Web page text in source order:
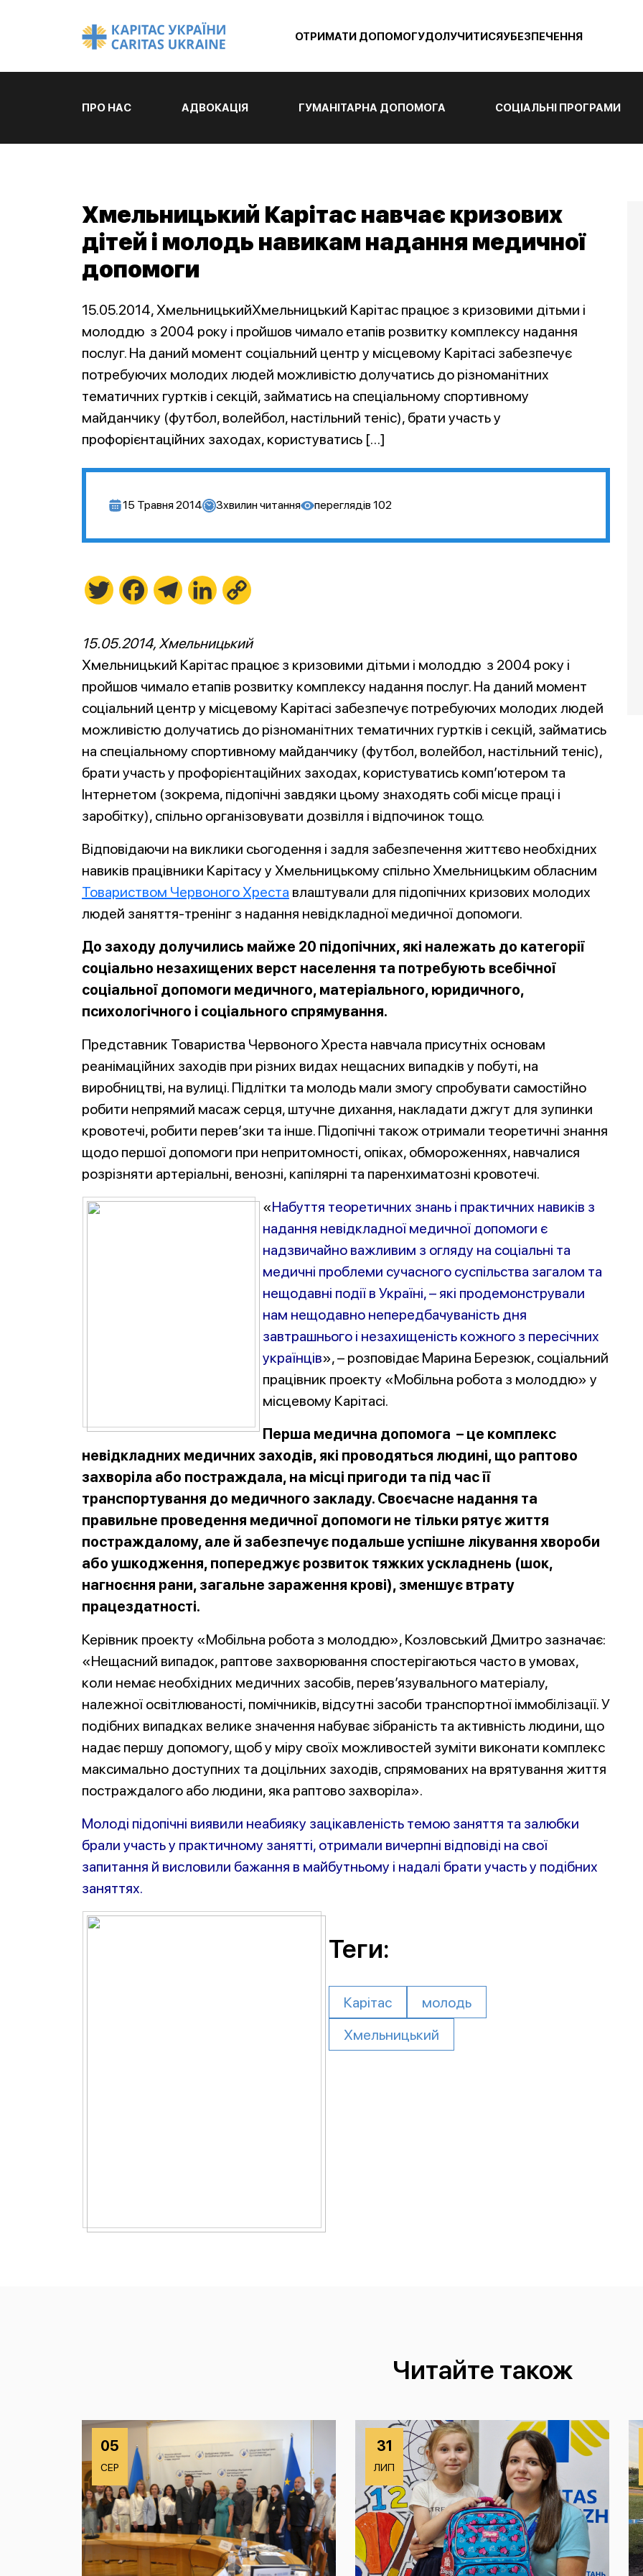
ОТРИМАТИ ДОПОМОГУДОЛУЧИТИСЯУБЕЗПЕЧЕННЯ
ПРО НАС АДВОКАЦІЯ ГУМАНІТАРНА ДОПОМОГА СОЦІАЛЬНІ ПРОГРАМИ
Хмельницький Карітас навчає кризових
дітей і молодь навикам надання медичної
допомоги
15.05.2014, ХмельницькийХмельницький Карітас працює з кризовими дітьми і
молоддю з 2004 року і пройшов чимало етапів розвитку комплексу надання
послуг. На даний момент соціальний центр у місцевому Карітасі забезпечує
потребуючих молодих людей можливістю долучатись до різноманітних
тематичних гуртків і секцій, займатись на спеціальному спортивному
майданчику (футбол, волейбол, настільний теніс), брати участь у
профорієнтаційних заходах, користуватись […]
15 Травня 2014 3хвилин читання переглядів 102
Twitter FacebookTelegramLinkedIn
15.05.2014, Хмельницький
Хмельницький Карітас працює з кризовими дітьми і молоддю з 2004 року і
пройшов чимало етапів розвитку комплексу надання послуг. На даний момент
соціальний центр у місцевому Карітасі забезпечує потребуючих молодих людей
можливістю долучатись до різноманітних тематичних гуртків і секцій, займатись
на спеціальному спортивному майданчику (футбол, волейбол, настільний теніс),
брати участь у профорієнтаційних заходах, користуватись комп’ютером та
Інтернетом (зокрема, підопічні завдяки цьому знаходять собі місце праці і
заробітку), спільно організовувати дозвілля і відпочинок тощо.
Відповідаючи на виклики сьогодення і задля забезпечення життєво необхідних
навиків працівники Карітасу у Хмельницькому спільно Хмельницьким обласним
Товариством Червоного Хреста влаштували для підопічних кризових молодих
людей заняття-тренінг з надання невідкладної медичної допомоги.
До заходу долучились майже 20 підопічних, які належать до категорії
соціально незахищених верст населення та потребують всебічної
соціальної допомоги медичного, матеріального, юридичного,
психологічного і соціального спрямування.
Представник Товариства Червоного Хреста навчала присутніх основам
реанімаційних заходів при різних видах нещасних випадків у побуті, на
виробництві, на вулиці. Підлітки та молодь мали змогу спробувати самостійно
робити непрямий масаж серця, штучне дихання, накладати джгут для зупинки
кровотечі, робити перев’зки та інше. Підопічні також отримали теоретичні знання
щодо першої допомоги при непритомності, опіках, обмороженнях, навчалися
розрізняти артеріальні, венозні, капілярні та паренхиматозні кровотечі.
«Набуття теоретичних знань і практичних навиків з
надання невідкладної медичної допомоги є
надзвичайно важливим з огляду на соціальні та
медичні проблеми сучасного суспільства загалом та
нещодавні події в Україні, – які продемонстрували
нам нещодавно непередбачуваність дня
завтрашнього і незахищеність кожного з пересічних
українців», – розповідає Марина Березюк, соціальний
працівник проекту «Мобільна робота з молоддю» у
місцевому Карітасі.
Перша медична допомога – це комплекс
невідкладних медичних заходів, які проводяться людині, що раптово
захворіла або постраждала, на місці пригоди та під час її
транспортування до медичного закладу. Своєчасне надання та
правильне проведення медичної допомоги не тільки рятує життя
постраждалому, але й забезпечує подальше успішне лікування хвороби
або ушкодження, попереджує розвиток тяжких ускладнень (шок,
нагноєння рани, загальне зараження крові), зменшує втрату
працездатності.
Керівник проекту «Мобільна робота з молоддю», Козловський Дмитро зазначає:
«Нещасний випадок, раптове захворювання спостерігаються часто в умовах,
коли немає необхідних медичних засобів, перев’язувального матеріалу,
належної освітлюваності, помічників, відсутні засоби транспортної іммобілізації. У
подібних випадках велике значення набуває зібраність та активність людини, що
надає першу допомогу, щоб у міру своїх можливостей зуміти виконати комплекс
максимально доступних та доцільних заходів, спрямованих на врятування життя
постраждалого або людини, яка раптово захворіла».
Молоді підопічні виявили неабияку зацікавленість темою заняття та залюбки
брали участь у практичному занятті, отримали вичерпні відповіді на свої
запитання й висловили бажання в майбутньому і надалі брати участь у подібних
заняттях.
Теги:
Карітас
молодь
Хмельницький
Читайте також
05
СЕР
31
ЛИП